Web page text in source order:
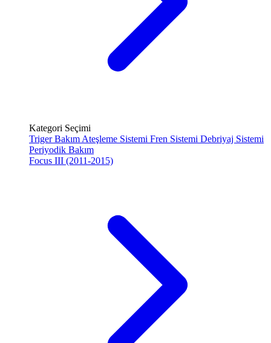
Kategori Seçimi
Triger Bakım Ateşleme Sistemi Fren Sistemi Debriyaj Sistemi
Periyodik Bakım
Focus III (2011-2015)